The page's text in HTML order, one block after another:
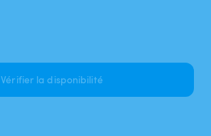
Vérifier la disponibilité